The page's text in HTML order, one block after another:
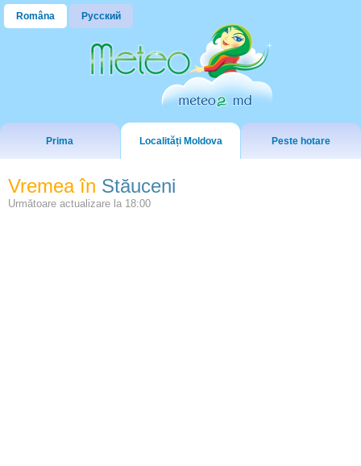
Româna Русский
Prima Localități Moldova Peste hotare
Vremea în Stăuceni
Următoare actualizare la 18:00